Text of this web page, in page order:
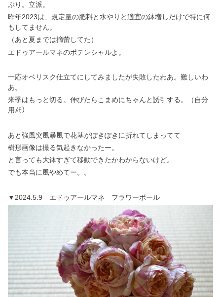
ぶり。立派。
昨年2023は、規定量の肥料と水やりと適宜の鉢増しだけで特に何
もしてません。
（あと夏までは摘蕾してた）
エドゥアールマネのポテンシャルよ。
一応オベリスク仕立てにしてみましたが失敗したわあ。難しいわ
あ。
来季はもっと切る。伸びたらこまめにちゃんと誘引する。（自分
用ﾒﾓ）
あと強風突風暴風で花茎がぽきぽきに折れてしまってて
樹形画像は撮る気起きなかったー。
と言っても大鉢すぎて移動できたかわからないけど。
でも本当に風やめてー。。
▼2024.5.9 エドゥアールマネ フラワーボール